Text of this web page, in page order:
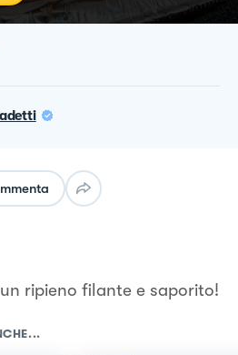
ripieno filante e saporito!